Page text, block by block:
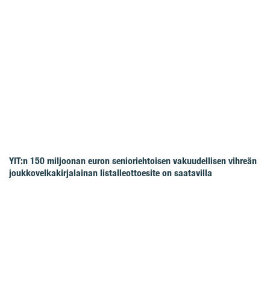
YIT:n 150 miljoonan euron senioriehtoisen vakuudellisen vihreän
joukkovelkakirjalainan listalleottoesite on saatavilla